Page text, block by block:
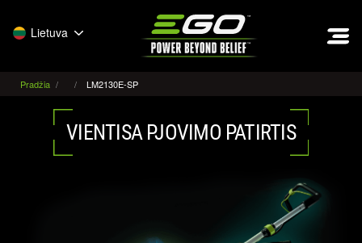
Lietuva
Pradžia LM2130E-SP
VIENTISA PJOVIMO PATIRTIS